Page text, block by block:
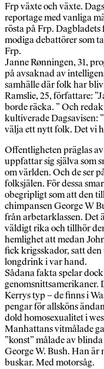
Frp växte och växte.
reportage med vanliga
rösta på Frp. Dagbladets
modiga debattörer som
Frp.
Janne Rønningen, 31,
på avsaknad av
samhälle där folk har
Ramslie, 25, författare:
borde räcka. ” Och
kultiverade Dagsavisen:
välja ett nytt folk. Det vi
Offentligheten präglas
uppfattar sig själva som
om världen. Och de ser
folksjälen. För dessa
obegripligt som att den
chimpansen George W
från arbetarklassen. Det
väldigt rika och tillhör
hemlighet att medan
fick krigsskador, satt den
longdrink i var hand.
Sådana fakta spelar
genomsnittsamerikaner.
Kerrys typ – de finns i
pengar för allsköns
dold homosexualitet i
Manhattans vitmålade
”konst” målade av
George W. Bush. Han är
buskar. Med motorsåg.